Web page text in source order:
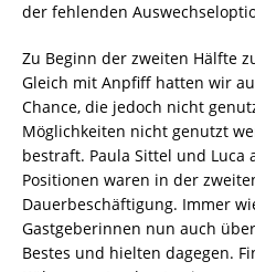
der fehlenden
Zu Beginn der zweiten Hälfte
Gleich mit Anpfiff hatten wir
Chance, die jedoch nicht
Möglichkeiten nicht genutzt
bestraft. Paula Sittel und
Positionen waren in der
Dauerbeschäftigung. Immer
Gastgeberinnen nun auch
Bestes und hielten dagegen.